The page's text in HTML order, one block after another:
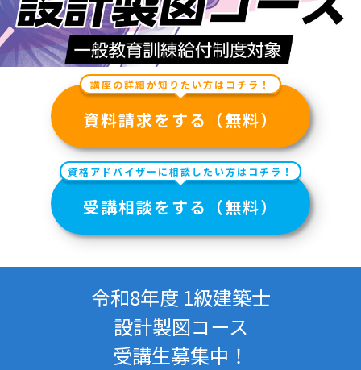
講座の詳細が知りたい方はコチラ！
資料請求をする（無料）
資格アドバイザーに相談したい方はコチラ！
受講相談をする（無料）
令和8年度 1級建築士
設計製図コース
受講生募集中！